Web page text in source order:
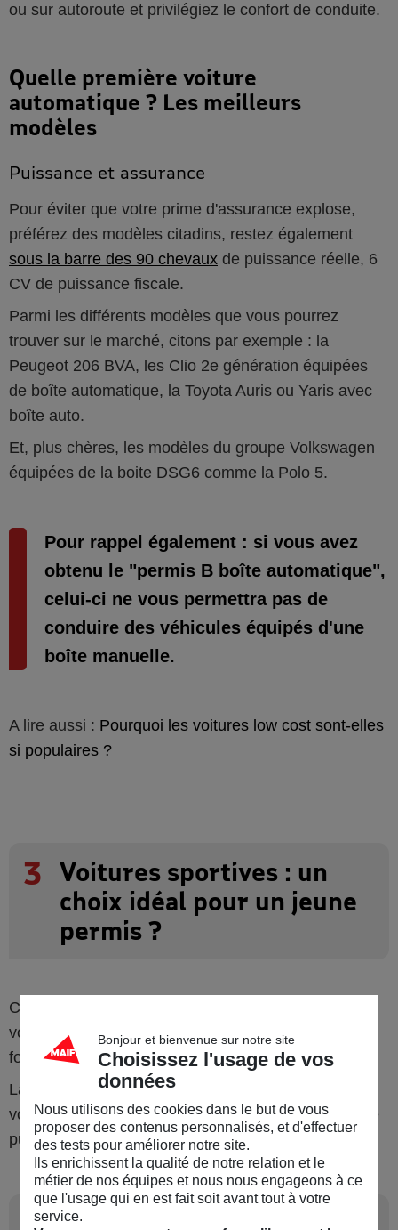
ou sur autoroute et privilégiez le confort de conduite.
Quelle première voiture
automatique ? Les meilleurs
modèles
Puissance et assurance
Pour éviter que votre prime d'assurance explose,
préférez des modèles citadins, restez également
sous la barre des 90 chevaux de puissance réelle, 6
CV de puissance fiscale.
Parmi les différents modèles que vous pourrez
trouver sur le marché, citons par exemple : la
Peugeot 206 BVA, les Clio 2e génération équipées
de boîte automatique, la Toyota Auris ou Yaris avec
boîte auto.
Et, plus chères, les modèles du groupe Volkswagen
équipées de la boite DSG6 comme la Polo 5.
Pour rappel également : si vous avez
obtenu le "permis B boîte automatique",
celui-ci ne vous permettra pas de
conduire des véhicules équipés d'une
boîte manuelle.
A lire aussi : Pourquoi les voitures low cost sont-elles
si populaires ?
3
Voitures sportives : un
choix idéal pour un jeune
permis ?
Contrairement aux motos, il n'existe pas, pour les
voitures particulières de limitation de puissance en
fonction de l'âge du conducteur.
La loi ne vous interdit donc pas spécifiquement, si
vous êtes jeune conducteur, de conduire une voiture
puissante ou sportive.
Bonjour et bienvenue sur notre site
Choisissez l'usage de vos
données
Nous utilisons des cookies dans le but de vous
proposer des contenus personnalisés, et d'effectuer
des tests pour améliorer notre site.
Ils enrichissent la qualité de notre relation et le
métier de nos équipes et nous nous engageons à ce
que l'usage qui en est fait soit avant tout à votre
service.